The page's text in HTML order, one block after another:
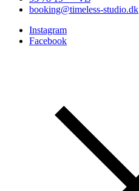
booking@timeless-studio.dk
Instagram
Facebook